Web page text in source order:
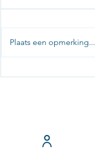
Plaats een opmerking...